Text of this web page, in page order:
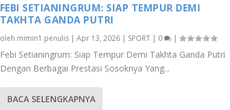
FEBI SETIANINGRUM: SIAP TEMPUR DEMI
TAKHTA GANDA PUTRI
oleh mimin1 penulis| Apr 13, 2026| SPORT| 0 |
Febi Setianingrum: Siap Tempur Demi Takhta Ganda Putri
Dengan Berbagai Prestasi Sosoknya Yang...
BACA SELENGKAPNYA